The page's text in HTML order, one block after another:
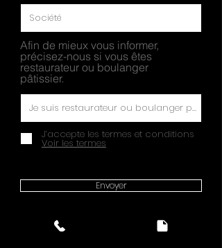
Afin de mieux vous informer,
précisez-nous si vous êtes
restaurateur ou boulanger
pâtissier.
J’accepte les termes et conditions
Voir les termes
Envoyer